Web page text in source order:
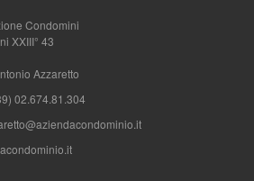
Condomini
XXIII° 43
Azzaretto
02.674.81.304